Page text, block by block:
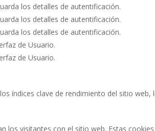
los detalles de autentificación.
los detalles de autentificación.
los detalles de autentificación.
de Usuario.
de Usuario.
índices clave de rendimiento del sitio
los visitantes con el sitio web. Estas